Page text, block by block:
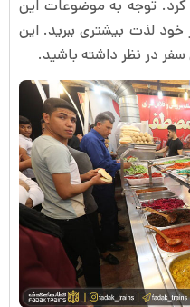
توجه به موضوعات این
لذت بیشتری ببرید. این
سفر در نظر داشته باشید.